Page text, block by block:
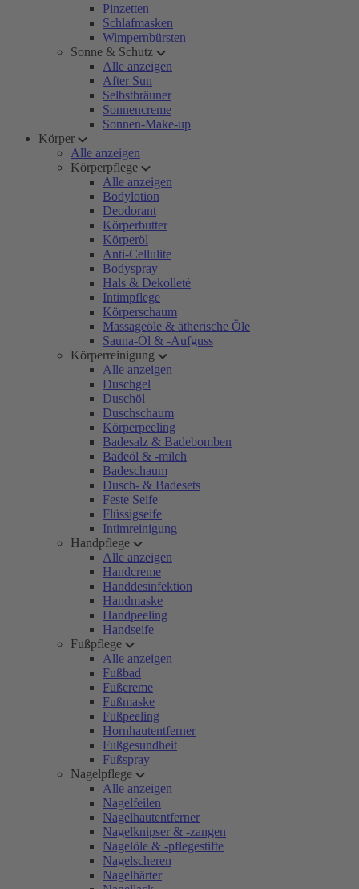
Pinzetten
Schlafmasken
Wimpernbürsten
Sonne & Schutz
Alle anzeigen
After Sun
Selbstbräuner
Sonnencreme
Sonnen-Make-up
Körper
Alle anzeigen
Körperpflege
Alle anzeigen
Bodylotion
Deodorant
Körperbutter
Körperöl
Anti-Cellulite
Bodyspray
Hals & Dekolleté
Intimpflege
Körperschaum
Massageöle & ätherische Öle
Sauna-Öl & -Aufguss
Körperreinigung
Alle anzeigen
Duschgel
Duschöl
Duschschaum
Körperpeeling
Badesalz & Badebomben
Badeöl & -milch
Badeschaum
Dusch- & Badesets
Feste Seife
Flüssigseife
Intimreinigung
Handpflege
Alle anzeigen
Handcreme
Handdesinfektion
Handmaske
Handpeeling
Handseife
Fußpflege
Alle anzeigen
Fußbad
Fußcreme
Fußmaske
Fußpeeling
Hornhautentferner
Fußgesundheit
Fußspray
Nagelpflege
Alle anzeigen
Nagelfeilen
Nagelhautentferner
Nagelknipser & -zangen
Nagelöle & -pflegestifte
Nagelscheren
Nagelhärter